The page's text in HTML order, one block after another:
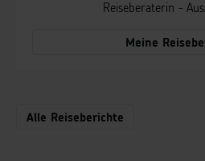
Reiseberaterin -
Meine
Alle Reiseberichte